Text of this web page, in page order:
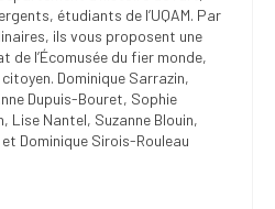
étudiants de l’UQAM. Par
ils vous proposent une
l’Écomusée du fier monde,
Dominique Sarrazin,
Dupuis-Bouret, Sophie
Lise Nantel, Suzanne Blouin,
Dominique Sirois-Rouleau